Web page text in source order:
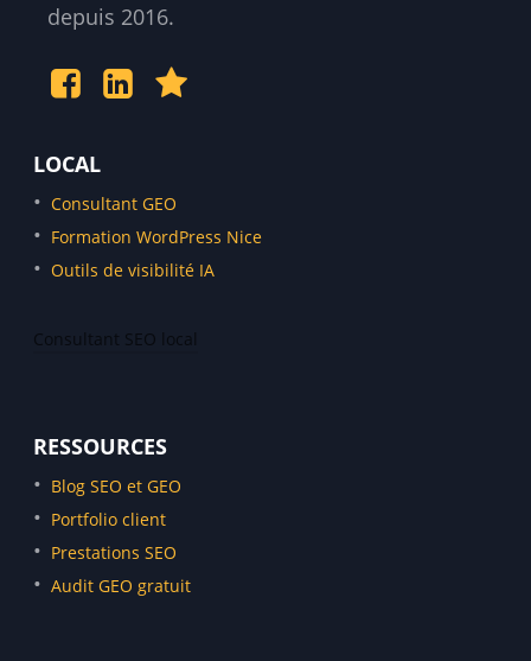
depuis 2016.
LOCAL
Consultant GEO
Formation WordPress Nice
Outils de visibilité IA
Consultant SEO local
Consultant SEO Marseille
Consultant SEO Cannes
Consultant SEO Antibes
Consultant SEO Sophia-Antipolis
Consultant SEO Aix-en-Provence
RESSOURCES
Blog SEO et GEO
Portfolio client
Prestations SEO
Audit GEO gratuit